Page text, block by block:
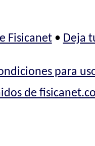
Fisicanet• Deja
para
de